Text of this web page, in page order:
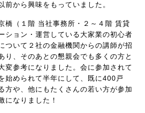
前から興味をもっていました。
橋（１階 当社事務所・２～４階 賃貸
ション・運営している大家業の初心者
ついて２社の金融機関からの講師が招
り、そのあとの懇親会でも多くの方と
変参考になりました。会に参加されて
始められて半年にして、既に400戸
方や、他にもたくさんの若い方が参加
になりました！